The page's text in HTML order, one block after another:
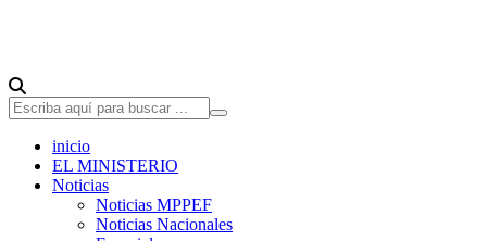
inicio
EL MINISTERIO
Noticias
Noticias MPPEF
Noticias Nacionales